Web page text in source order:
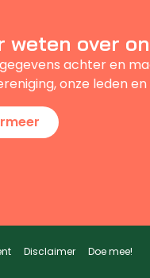
weten over
achter en
onze leden
Disclaimer Doe mee!